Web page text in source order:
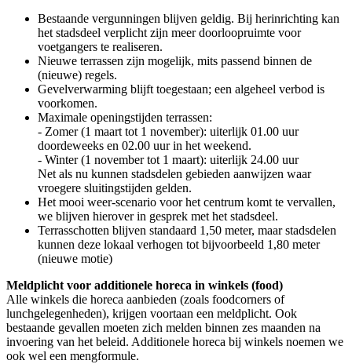
Bestaande vergunningen blijven geldig. Bij herinrichting kan
het stadsdeel verplicht zijn meer doorloopruimte voor
voetgangers te realiseren.
Nieuwe terrassen zijn mogelijk, mits passend binnen de
(nieuwe) regels.
Gevelverwarming blijft toegestaan; een algeheel verbod is
voorkomen.
Maximale openingstijden terrassen:
- Zomer (1 maart tot 1 november): uiterlijk 01.00 uur
doordeweeks en 02.00 uur in het weekend.
- Winter (1 november tot 1 maart): uiterlijk 24.00 uur
Net als nu kunnen stadsdelen gebieden aanwijzen waar
vroegere sluitingstijden gelden.
Het mooi weer-scenario voor het centrum komt te vervallen,
we blijven hierover in gesprek met het stadsdeel.
Terrasschotten blijven standaard 1,50 meter, maar stadsdelen
kunnen deze lokaal verhogen tot bijvoorbeeld 1,80 meter
(nieuwe motie)
Meldplicht voor additionele horeca in winkels (food)
Alle winkels die horeca aanbieden (zoals foodcorners of
lunchgelegenheden), krijgen voortaan een meldplicht. Ook
bestaande gevallen moeten zich melden binnen zes maanden na
invoering van het beleid. Additionele horeca bij winkels noemen we
ook wel een mengformule.